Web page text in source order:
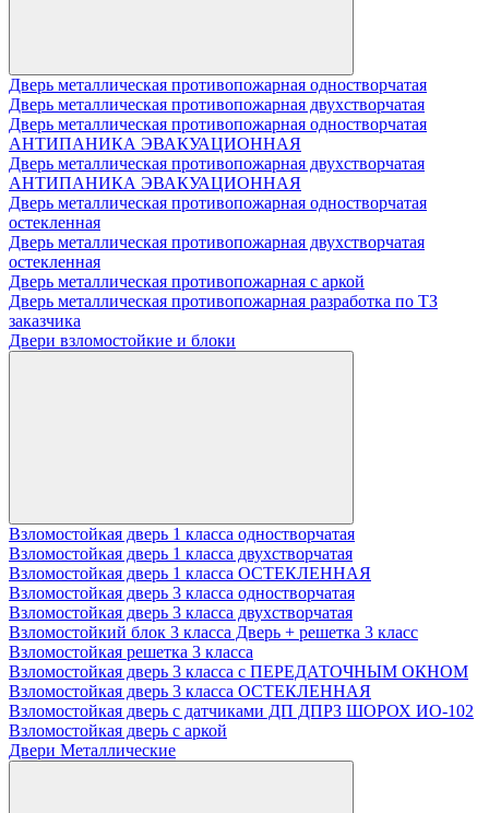
Дверь металлическая противопожарная одностворчатая
Дверь металлическая противопожарная двухстворчатая
Дверь металлическая противопожарная одностворчатая
АНТИПАНИКА ЭВАКУАЦИОННАЯ
Дверь металлическая противопожарная двухстворчатая
АНТИПАНИКА ЭВАКУАЦИОННАЯ
Дверь металлическая противопожарная одностворчатая
остекленная
Дверь металлическая противопожарная двухстворчатая
остекленная
Дверь металлическая противопожарная с аркой
Дверь металлическая противопожарная разработка по ТЗ
заказчика
Двери взломостойкие и блоки
Взломостойкая дверь 1 класса одностворчатая
Взломостойкая дверь 1 класса двухстворчатая
Взломостойкая дверь 1 класса ОСТЕКЛЕННАЯ
Взломостойкая дверь 3 класса одностворчатая
Взломостойкая дверь 3 класса двухстворчатая
Взломостойкий блок 3 класса Дверь + решетка 3 класс
Взломостойкая решетка 3 класса
Взломостойкая дверь 3 класса с ПЕРЕДАТОЧНЫМ ОКНОМ
Взломостойкая дверь 3 класса ОСТЕКЛЕННАЯ
Взломостойкая дверь с датчиками ДП ДПРЗ ШОРОХ ИО-102
Взломостойкая дверь с аркой
Двери Металлические